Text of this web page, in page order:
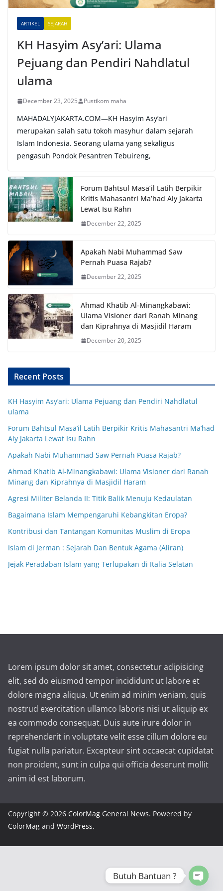
v
ARTIKEL SEJARAH
KH Hasyim Asy’ari: Ulama
Pejuang dan Pendiri Nahdlatul
ulama
December 23, 2025 Pustikom maha
MAHADALYJAKARTA.COM—KH Hasyim Asy’ari
merupakan salah satu tokoh masyhur dalam sejarah
Islam Indonesia. Seorang ulama yang sekaligus
pengasuh Pondok Pesantren Tebuireng,
Forum Bahtsul Masā’il Latih Berpikir
Kritis Mahasantri Ma’had Aly Jakarta
Lewat Isu Rahn
December 22, 2025
Apakah Nabi Muhammad Saw
Pernah Puasa Rajab?
December 22, 2025
Ahmad Khatib Al-Minangkabawi:
Ulama Visioner dari Ranah Minang
dan Kiprahnya di Masjidil Haram
December 20, 2025
Recent Posts
KH Hasyim Asy’ari: Ulama Pejuang dan Pendiri Nahdlatul
ulama
Forum Bahtsul Masā’il Latih Berpikir Kritis Mahasantri Ma’had
Aly Jakarta Lewat Isu Rahn
Apakah Nabi Muhammad Saw Pernah Puasa Rajab?
Ahmad Khatib Al-Minangkabawi: Ulama Visioner dari Ranah
Minang dan Kiprahnya di Masjidil Haram
Agresi Militer Belanda II: Titik Balik Menuju Kedaulatan
Bagaimana Islam Mempengaruhi Kebangkitan Eropa?
Kontribusi dan Tantangan Komunitas Muslim di Eropa
Islam di Jerman : Sejarah Dan Bentuk Agama (Aliran)
Jejak Peradaban Islam yang Terlupakan di Italia Selatan
Lorem ipsum dolor sit amet, consectetur adipisicing
elit, sed do eiusmod tempor incididunt ut labore et
dolore magna aliqua. Ut enim ad minim veniam, quis
nostrud exercitation ullamco laboris nisi ut aliquip ex
ea commodo consequat. Duis aute irure dolor in
reprehenderit in voluptate velit esse cillum dolore eu
fugiat nulla pariatur. Excepteur sint occaecat cupidatat
non proident, sunt in culpa qui officia deserunt mollit
anim id est laborum.
Copyright © 2026 ColorMag General News. Powered by
ColorMag and WordPress.
Butuh Bantuan ?